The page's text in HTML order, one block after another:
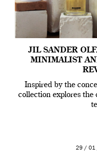
JIL SANDER
MINIMALIST
Inspired by the
collection explores the
29 /